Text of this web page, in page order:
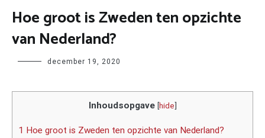
Hoe groot is Zweden ten opzichte
van Nederland?
Author december 19, 2020
Inhoudsopgave [hide]
1 Hoe groot is Zweden ten opzichte van Nederland?